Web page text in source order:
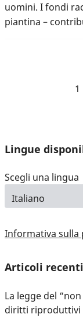
uomini. I fondi
piantina –
1
Lingue
Scegli una lingua
Informativa sulla
Articoli recenti
La legge del
diritti riproduttivi